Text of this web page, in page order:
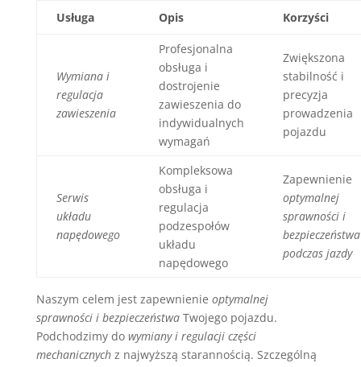
Usługa Opis Korzyści
Wymiana i
regulacja
zawieszenia
Profesjonalna
obsługa i
dostrojenie
zawieszenia do
indywidualnych
wymagań
Zwiększona
stabilność i
precyzja
prowadzenia
pojazdu
Serwis
układu
napędowego
Kompleksowa
obsługa i
regulacja
podzespołów
układu
napędowego
Zapewnienie
optymalnej
sprawności i
bezpieczeństwa
podczas jazdy
Naszym celem jest zapewnienie optymalnej
sprawności i bezpieczeństwaTwojego pojazdu.
Podchodzimy do wymiany i regulacji części
mechanicznychz najwyższą starannością. Szczególną